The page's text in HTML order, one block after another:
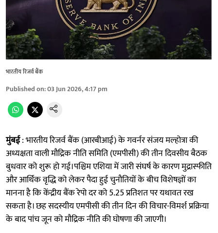
भारतीय रिजर्व बैंक
Published on:03 Jun 2026, 4:17 pm
मुंबई: भारतीय रिजर्व बैंक (आरबीआई) के गवर्नर संजय मल्होत्रा की
अध्यक्षता वाली मौद्रिक नीति समिति (एमपीसी) की तीन दिवसीय बैठक
बुधवार को शुरू हो गई।पश्चिम एशिया में जारी संघर्ष के कारण मुद्रास्फीति
और आर्थिक वृद्धि को लेकर पैदा हुई चुनौतियों के बीच विशेषज्ञों का
मानना है कि केंद्रीय बैंक रेपो दर को 5.25 प्रतिशत पर यथावत रख
सकता है। छह सदस्यीय एमपीसी की तीन दिन की विचार-विमर्श प्रक्रिया
के बाद पांच जून को मौद्रिक नीति की घोषणा की जाएगी।